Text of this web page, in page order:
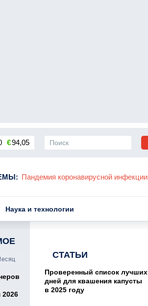
€94,05
: Пандемия коронавирусной инфекции
Наука и технологии
2026
СТАТЬИ
Проверенный список лучших
дней для квашения капусты
в 2025 году